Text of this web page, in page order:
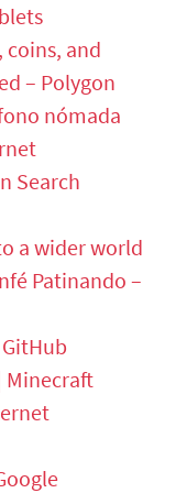
and
– Polygon
nómada
Search
a wider world
Patinando –
Minecraft